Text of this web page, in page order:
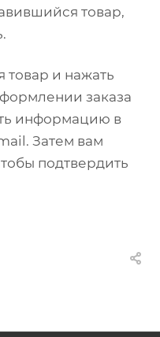
товар,
и нажать
заказа
информацию в
Затем вам
подтвердить